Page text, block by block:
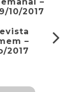
10/2017
–
2017